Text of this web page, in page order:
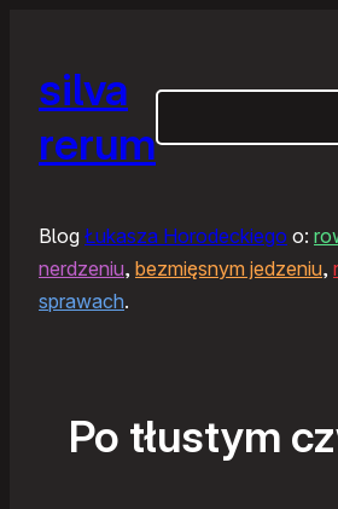
silva
rerum
Blog Łukasza Horodeckiego o:
nerdzeniu, bezmięsnym jedzeniu,
sprawach.
Po tłustym